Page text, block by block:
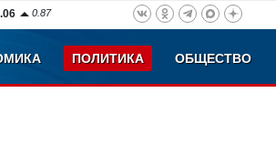
0.87
ПОЛИТИКА ОБЩЕСТВО